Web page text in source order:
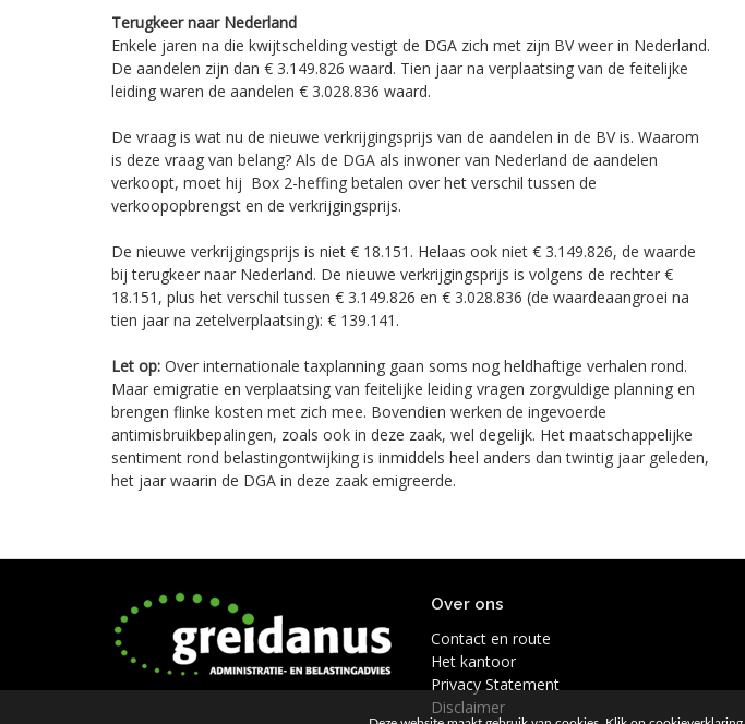
Terugkeer naar Nederland
Enkele jaren na die kwijtschelding vestigt de DGA zich met zijn BV weer in Nederland.
De aandelen zijn dan € 3.149.826 waard. Tien jaar na verplaatsing van de feitelijke
leiding waren de aandelen € 3.028.836 waard.
De vraag is wat nu de nieuwe verkrijgingsprijs van de aandelen in de BV is. Waarom
is deze vraag van belang? Als de DGA als inwoner van Nederland de aandelen
verkoopt, moet hij Box 2-heffing betalen over het verschil tussen de
verkoopopbrengst en de verkrijgingsprijs.
De nieuwe verkrijgingsprijs is niet € 18.151. Helaas ook niet € 3.149.826, de waarde
bij terugkeer naar Nederland. De nieuwe verkrijgingsprijs is volgens de rechter €
18.151, plus het verschil tussen € 3.149.826 en € 3.028.836 (de waardeaangroei na
tien jaar na zetelverplaatsing): € 139.141.
Let op: Over internationale taxplanning gaan soms nog heldhaftige verhalen rond.
Maar emigratie en verplaatsing van feitelijke leiding vragen zorgvuldige planning en
brengen flinke kosten met zich mee. Bovendien werken de ingevoerde
antimisbruikbepalingen, zoals ook in deze zaak, wel degelijk. Het maatschappelijke
sentiment rond belastingontwijking is inmiddels heel anders dan twintig jaar geleden,
het jaar waarin de DGA in deze zaak emigreerde.
Over ons
Contact en route
Het kantoor
Privacy Statement
Disclaimer